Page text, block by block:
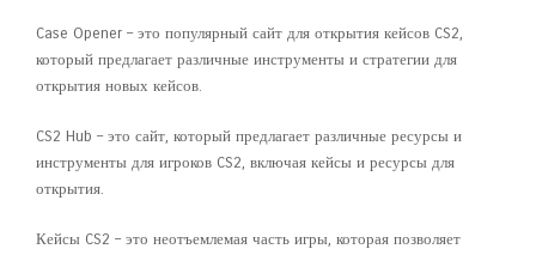
Case Opener – это популярный сайт для открытия кейсов CS2,
который предлагает различные инструменты и стратегии для
открытия новых кейсов.
CS2 Hub – это сайт, который предлагает различные ресурсы и
инструменты для игроков CS2, включая кейсы и ресурсы для
открытия.
Кейсы CS2 – это неотъемлемая часть игры, которая позволяет